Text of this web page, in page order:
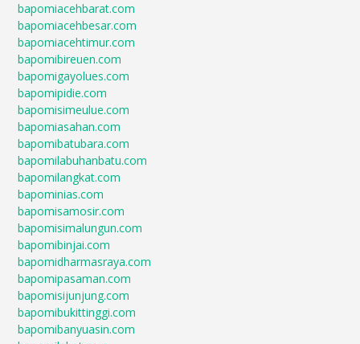
bapomiacehbarat.com
bapomiacehbesar.com
bapomiacehtimur.com
bapomibireuen.com
bapomigayolues.com
bapomipidie.com
bapomisimeulue.com
bapomiasahan.com
bapomibatubara.com
bapomilabuhanbatu.com
bapomilangkat.com
bapominias.com
bapomisamosir.com
bapomisimalungun.com
bapomibinjai.com
bapomidharmasraya.com
bapomipasaman.com
bapomisijunjung.com
bapomibukittinggi.com
bapomibanyuasin.com